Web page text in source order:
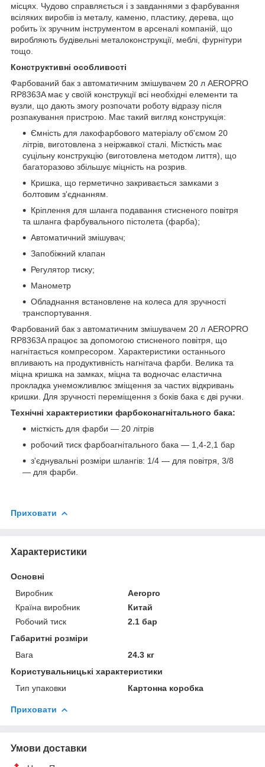
місцях. Чудово справляється і з завданнями з фарбування
всіляких виробів із металу, каменю, пластику, дерева, що
робить їх зручним інструментом в арсеналі компаній, що
виробляють будівельні металоконструкції, меблі, фурнітури
тощо.
Конструктивні особливості
Фарбований бак з автоматичним змішувачем 20 л AEROPRO
RP8363A має у своїй конструкції всі необхідні елементи та
вузли, що дають змогу розпочати роботу відразу після
розпакування пристрою. Має такий вигляд конструкція:
Ємність для лакофарбового матеріалу об'ємом 20
літрів, виготовлена з неіржавкої сталі. Місткість має
суцільну конструкцію (виготовлена методом лиття), що
багаторазово збільшує міцність на розрив.
Кришка, що герметично закривається замками з
болтовим з'єднанням.
Кріплення для шланга подавання стисненого повітря
та шланга фарбувального пістолета (фарба);
Автоматичний змішувач;
Запобіжний клапан
Регулятор тиску;
Манометр
Обладнання встановлене на колеса для зручності
транспортування.
Фарбований бак з автоматичним змішувачем 20 л AEROPRO
RP8363A працює за допомогою стисненого повітря, що
нагнітається компресором. Характеристики останнього
впливають на продуктивність нагнітача фарби. Велика та
міцна кришка на замках, міцна та водночас еластична
прокладка унеможливлює зміщення за частих відкривань
кришки. Для зручності переміщення з боків бака є дві ручки.
Технічні характеристики фарбоконагнітального бака:
місткість для фарби — 20 літрів
робочий тиск фарбоагнітального бака — 1,4-2,1 бар
з'єднувальні розміри шлангів: 1/4 — для повітря, 3/8
— для фарби.
Приховати
Характеристики
Основні
Виробник
Aeropro
Країна виробник
Китай
Робочий тиск
2.1 бар
Габаритні розміри
Вага
24.3 кг
Користувальницькі характеристики
Тип упаковки
Картонна коробка
Приховати
Умови доставки